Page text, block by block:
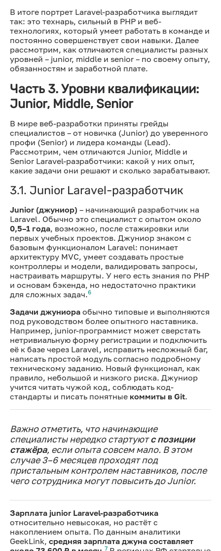
В итоге портрет Laravel-разработчика выглядит
так: это технарь, сильный в PHP и веб-
технологиях, который умеет работать в команде и
постоянно совершенствует свои навыки. Далее
рассмотрим, как отличаются специалисты разных
уровней – junior, middle и senior – по своему опыту,
обязанностям и заработной плате.
Часть 3. Уровни квалификации:
Junior, Middle, Senior
В мире веб-разработки приняты грейды
специалистов – от новичка (Junior) до уверенного
профи (Senior) и лидера команды (Lead).
Рассмотрим, чем отличаются Junior, Middle и
Senior Laravel-разработчики: какой у них опыт,
какие задачи они решают и сколько зарабатывают.
3.1. Junior Laravel-разработчик
Junior (джуниор) – начинающий разработчик на
Laravel. Обычно это специалист с опытом около
0,5–1 года, возможно, после стажировки или
первых учебных проектов. Джуниор знаком с
базовым функционалом Laravel: понимает
архитектуру MVC, умеет создавать простые
контроллеры и модели, валидировать запросы,
настраивать маршруты. У него есть знания по PHP
и основам бэкенда, но недостаточно практики
для сложных задач.6
Задачи джуниора обычно типовые и выполняются
под руководством более опытного наставника.
Например, junior-программист может сверстать
нетривиальную форму регистрации и подключить
её к базе через Laravel, исправить несложный баг,
написать простой модуль согласно подробному
техническому заданию. Новый функционал, как
правило, небольшой и низкого риска. Джуниор
учится читать чужой код, соблюдать код-
стандарты и писать понятные коммиты в Git.
Важно отметить, что начинающие
специалисты нередко стартуютс позиции
стажёра, если опыта совсем мало. В этом
случае 3–6 месяцев проходят под
пристальным контролем наставников, после
чего сотрудника могут повысить до Junior.
Зарплата junior Laravel-разработчика
относительно невысокая, но растёт с
накоплением опыта. По данным аналитики
GeekLink, средняя зарплата джуна составляет
7